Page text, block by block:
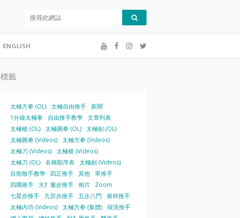
ENGLISH
標籤
太極方拳 (OL) 太極自由推手 新聞
1分鐘太極拳
自由推手教學 文章列表
太極槍 (OL) 太極圓拳 (OL) 太極劍 (OL)
太極圓拳 (Videos) 太極方拳 (Videos)
太極刀 (Videos) 太極槍 (Videos)
太極刀 (OL) 名稱順序表 太極劍 (Videos)
自衛散手教學
四正推手 其他 單推手
四隅推手 大扌履步推手 相片
Zoom
七星步推手
九宮步推手 五步八門
俯仰推手
太極內功 (Videos) 太極方拳 (集體) 採浪推手